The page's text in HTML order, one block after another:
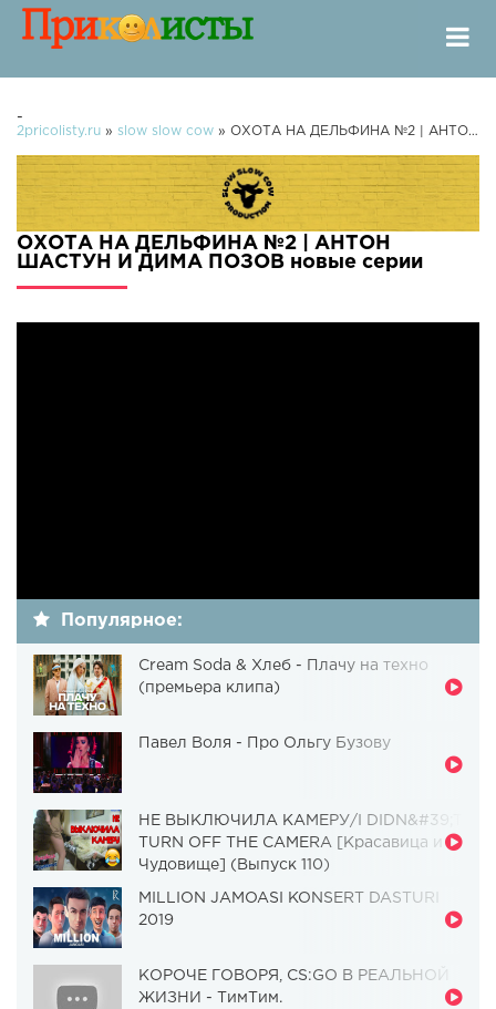
-
2pricolisty.ru » slow slow cow » ОХОТА НА ДЕЛЬФИНА №2 | АНТОН ШАСТУН И ДИМА ПОЗОВ
ОХОТА НА ДЕЛЬФИНА №2 | АНТОН
ШАСТУН И ДИМА ПОЗОВ новые серии
Популярное:
Cream Soda & Хлеб - Плачу на техно
(премьера клипа)
Павел Воля - Про Ольгу Бузову
НЕ ВЫКЛЮЧИЛА КАМЕРУ/I DIDN&#39;T
TURN OFF THE CAMERA [Красавица и
Чудовище] (Выпуск 110)
MILLION JAMOASI KONSERT DASTURI
2019
КОРОЧЕ ГОВОРЯ, CS:GO В РЕАЛЬНОЙ
ЖИЗНИ - ТимТим.